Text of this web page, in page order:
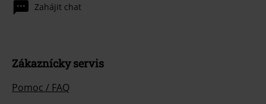
Zahájit chat
Zákaznícky servis
Pomoc / FAQ